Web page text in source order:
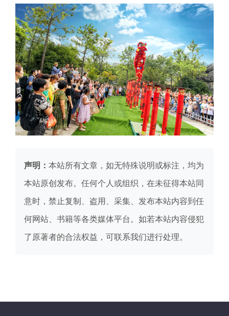
声明： 本站所有文章，如无特殊说明或标注，均为
本站原创发布。任何个人或组织，在未征得本站同
意时，禁止复制、盗用、采集、发布本站内容到任
何网站、书籍等各类媒体平台。如若本站内容侵犯
了原著者的合法权益，可联系我们进行处理。